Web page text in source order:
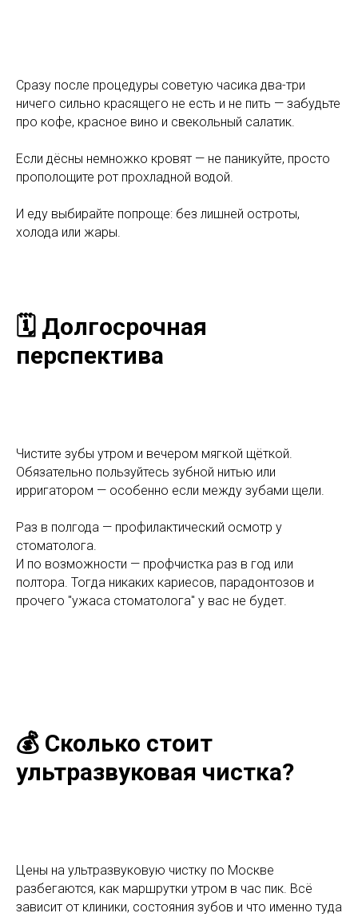
Сразу после процедуры советую часика два-три
ничего сильно красящего не есть и не пить — забудьте
про кофе, красное вино и свекольный салатик.
Если дёсны немножко кровят — не паникуйте, просто
прополощите рот прохладной водой.
И еду выбирайте попроще: без лишней остроты,
холода или жары.
🗓️ Долгосрочная
перспектива
Чистите зубы утром и вечером мягкой щёткой.
Обязательно пользуйтесь зубной нитью или
ирригатором — особенно если между зубами щели.
Раз в полгода — профилактический осмотр у
стоматолога.
И по возможности — профчистка раз в год или
полтора. Тогда никаких кариесов, парадонтозов и
прочего "ужаса стоматолога" у вас не будет.
💰 Сколько стоит
ультразвуковая чистка?
Цены на ультразвуковую чистку по Москве
разбегаются, как маршрутки утром в час пик. Всё
зависит от клиники, состояния зубов и что именно туда